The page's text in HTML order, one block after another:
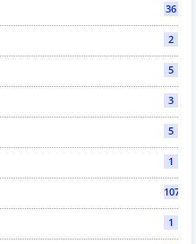
36
2
5
3
5
1
107
1